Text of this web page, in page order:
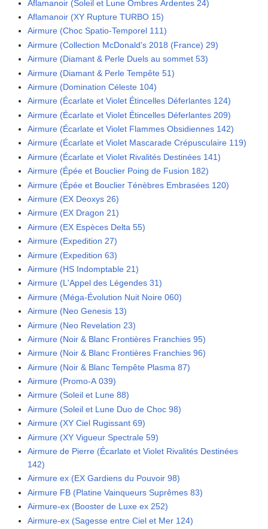
Aflamanoir (Soleil et Lune Ombres Ardentes 24)
Aflamanoir (XY Rupture TURBO 15)
Airmure (Choc Spatio-Temporel 111)
Airmure (Collection McDonald's 2018 (France) 29)
Airmure (Diamant & Perle Duels au sommet 53)
Airmure (Diamant & Perle Tempête 51)
Airmure (Domination Céleste 104)
Airmure (Écarlate et Violet Étincelles Déferlantes 124)
Airmure (Écarlate et Violet Étincelles Déferlantes 209)
Airmure (Écarlate et Violet Flammes Obsidiennes 142)
Airmure (Écarlate et Violet Mascarade Crépusculaire 119)
Airmure (Écarlate et Violet Rivalités Destinées 141)
Airmure (Épée et Bouclier Poing de Fusion 182)
Airmure (Épée et Bouclier Ténèbres Embrasées 120)
Airmure (EX Deoxys 26)
Airmure (EX Dragon 21)
Airmure (EX Espèces Delta 55)
Airmure (Expedition 27)
Airmure (Expedition 63)
Airmure (HS Indomptable 21)
Airmure (L'Appel des Légendes 31)
Airmure (Méga-Évolution Nuit Noire 060)
Airmure (Neo Genesis 13)
Airmure (Neo Revelation 23)
Airmure (Noir & Blanc Frontières Franchies 95)
Airmure (Noir & Blanc Frontières Franchies 96)
Airmure (Noir & Blanc Tempête Plasma 87)
Airmure (Promo-A 039)
Airmure (Soleil et Lune 88)
Airmure (Soleil et Lune Duo de Choc 98)
Airmure (XY Ciel Rugissant 69)
Airmure (XY Vigueur Spectrale 59)
Airmure de Pierre (Écarlate et Violet Rivalités Destinées
142)
Airmure ex (EX Gardiens du Pouvoir 98)
Airmure FB (Platine Vainqueurs Suprêmes 83)
Airmure-ex (Booster de Luxe ex 252)
Airmure-ex (Sagesse entre Ciel et Mer 124)